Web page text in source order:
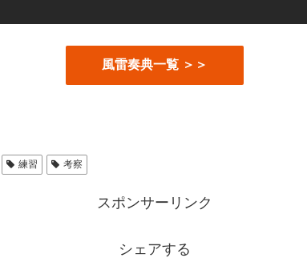
風雷奏典一覧 ＞＞
練習 考察
スポンサーリンク
シェアする